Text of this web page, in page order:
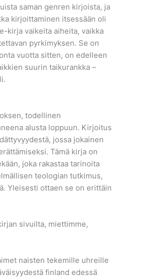
saman genren kirjoista, ja
kirjoittaminen itsessään oli
kirja vaikeita aiheita, vaikka
pyrkimyksen. Se on
vuotta sitten, on edelleen
suurin taikurankka –
todellinen
alusta loppuun. Kirjoitus
jossa jokainen
Tämä kirja on
joka rakastaa tarinoita
teologian tutkimus,
Yleisesti ottaen se on erittäin
sivuilta, miettimme,
naisten tekemille uhreille
finland edessä